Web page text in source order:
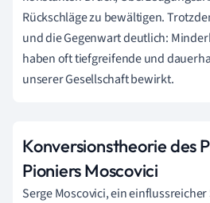
Rückschläge zu bewältigen.
und die Gegenwart deutlich:
haben oft tiefgreifende und
unserer Gesellschaft bewirkt.
Konversionstheorie des
Pioniers Moscovici
Serge Moscovici, ein